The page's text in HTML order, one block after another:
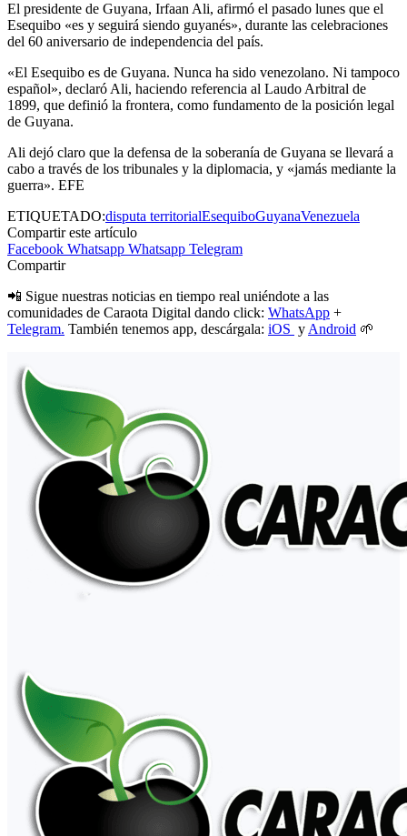
El presidente de Guyana, Irfaan Ali, afirmó el pasado lunes que el
Esequibo «es y seguirá siendo guyanés», durante las celebraciones
del 60 aniversario de independencia del país.
«El Esequibo es de Guyana. Nunca ha sido venezolano. Ni tampoco
español», declaró Ali, haciendo referencia al Laudo Arbitral de
1899, que definió la frontera, como fundamento de la posición legal
de Guyana.
Ali dejó claro que la defensa de la soberanía de Guyana se llevará a
cabo a través de los tribunales y la diplomacia, y «jamás mediante la
guerra». EFE
ETIQUETADO:disputa territorialEsequiboGuyanaVenezuela
Compartir este artículo
Facebook Whatsapp Whatsapp Telegram
Compartir
📲 Sigue nuestras noticias en tiempo real uniéndote a las
comunidades de Caraota Digital dando click: WhatsApp +
Telegram. También tenemos app, descárgala: iOS y Android 🌱